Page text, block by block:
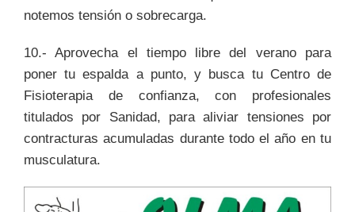
notemos tensión o sobrecarga.
10.- Aprovecha el tiempo libre del verano para
poner tu espalda a punto, y busca tu Centro de
Fisioterapia de confianza, con profesionales
titulados por Sanidad, para aliviar tensiones por
contracturas acumuladas durante todo el año en tu
musculatura.